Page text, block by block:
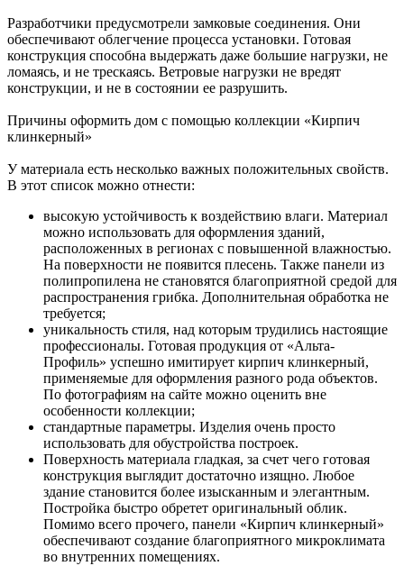
Разработчики предусмотрели замковые соединения. Они
обеспечивают облегчение процесса установки. Готовая
конструкция способна выдержать даже большие нагрузки, не
ломаясь, и не трескаясь. Ветровые нагрузки не вредят
конструкции, и не в состоянии ее разрушить.
Причины оформить дом с помощью коллекции «Кирпич
клинкерный»
У материала есть несколько важных положительных свойств.
В этот список можно отнести:
высокую устойчивость к воздействию влаги. Материал
можно использовать для оформления зданий,
расположенных в регионах с повышенной влажностью.
На поверхности не появится плесень. Также панели из
полипропилена не становятся благоприятной средой для
распространения грибка. Дополнительная обработка не
требуется;
уникальность стиля, над которым трудились настоящие
профессионалы. Готовая продукция от «Альта-
Профиль» успешно имитирует кирпич клинкерный,
применяемые для оформления разного рода объектов.
По фотографиям на сайте можно оценить вне
особенности коллекции;
стандартные параметры. Изделия очень просто
использовать для обустройства построек.
Поверхность материала гладкая, за счет чего готовая
конструкция выглядит достаточно изящно. Любое
здание становится более изысканным и элегантным.
Постройка быстро обретет оригинальный облик.
Помимо всего прочего, панели «Кирпич клинкерный»
обеспечивают создание благоприятного микроклимата
во внутренних помещениях.